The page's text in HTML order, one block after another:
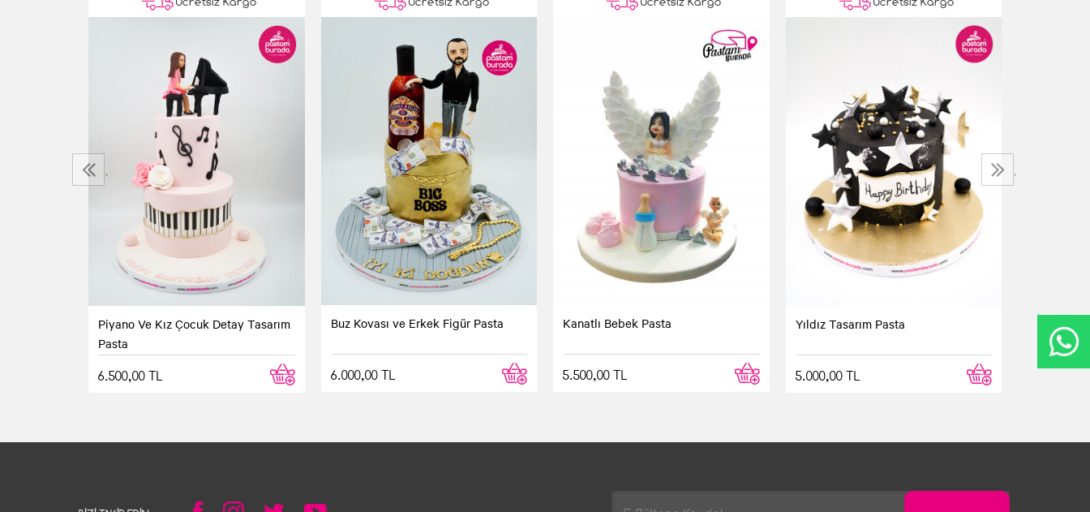
Piyano Ve Kız Çocuk Detay Tasarım
Pasta
6.500,00 TL
Buz Kovası ve Erkek Figür Pasta
6.000,00 TL
Kanatlı Bebek Pasta
5.500,00 TL
Yıldız Tasarım Pasta
5.000,00 TL
‹ ›